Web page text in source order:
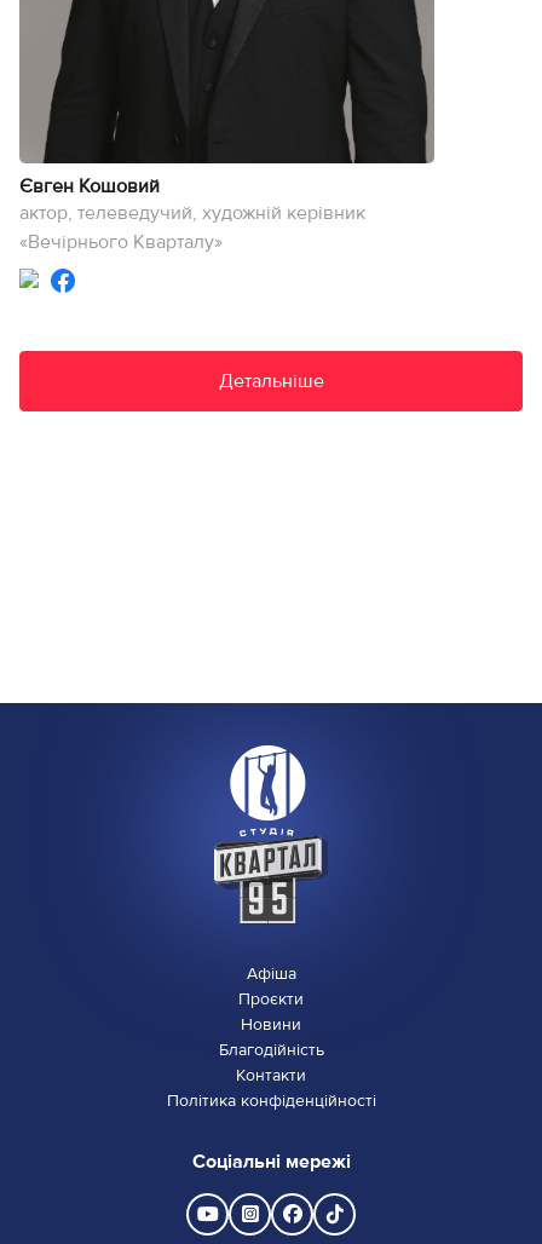
Євген Кошовий
актор, телеведучий, художній керівник
«Вечірнього Кварталу»
Детальніше
Афіша
Проєкти
Новини
Благодійність
Контакти
Політика конфіденційності
Соціальні мережі